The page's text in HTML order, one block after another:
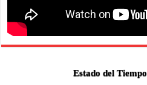
Estado del Tiempo